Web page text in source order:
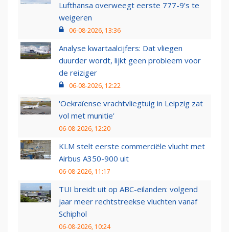
Lufthansa overweegt eerste 777-9’s te
weigeren
06-08-2026, 13:36
Analyse kwartaalcijfers: Dat vliegen
duurder wordt, lijkt geen probleem voor
de reiziger
06-08-2026, 12:22
'Oekraïense vrachtvliegtuig in Leipzig zat
vol met munitie'
06-08-2026, 12:20
KLM stelt eerste commerciële vlucht met
Airbus A350-900 uit
06-08-2026, 11:17
TUI breidt uit op ABC-eilanden: volgend
jaar meer rechtstreekse vluchten vanaf
Schiphol
06-08-2026, 10:24